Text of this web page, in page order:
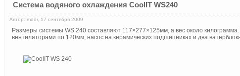
Cистема водяного охлаждения CoolIT WS240
Автор: mddr, 17 сентября 2009
Размеры системы WS 240 составляют 117×277×125мм, а вес около
вентиляторами по 120мм, насос на керамических подшипниках и два